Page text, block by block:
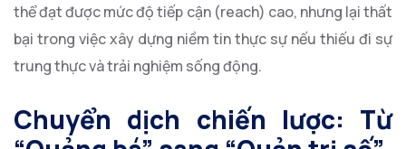
thể đạt được mức độ tiếp cận (reach) cao, nhưng lại thất
bại trong việc xây dựng niềm tin thực sự nếu thiếu đi sự
trung thực và trải nghiệm sống động.
Chuyển dịch chiến lược: Từ